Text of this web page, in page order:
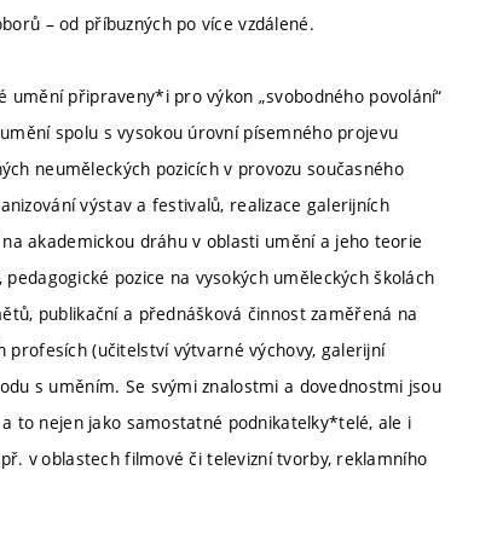
– od příbuzných po více vzdálené.
připraveny*i pro výkon „svobodného povolání“
spolu s vysokou úrovní písemného projevu
neuměleckých pozicích v provozu současného
výstav a festivalů, realizace galerijních
akademickou dráhu v oblasti umění a jeho teorie
pozice na vysokých uměleckých školách
publikační a přednášková činnost zaměřená na
(učitelství výtvarné výchovy, galerijní
s uměním. Se svými znalostmi a dovednostmi jsou
to nejen jako samostatné podnikatelky*telé, ale i
v oblastech filmové či televizní tvorby, reklamního